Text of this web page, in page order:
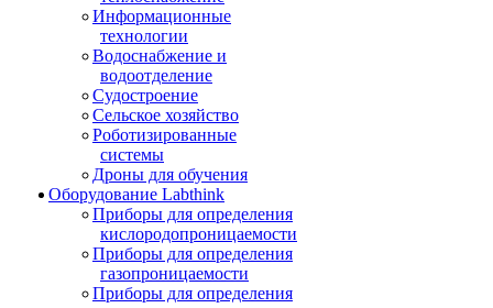
Информационные
технологии
Водоснабжение и
водоотделение
Судостроение
Сельское хозяйство
Роботизированные
системы
Дроны для обучения
Оборудование Labthink
Приборы для определения
кислородопроницаемости
Приборы для определения
газопроницаемости
Приборы для определения